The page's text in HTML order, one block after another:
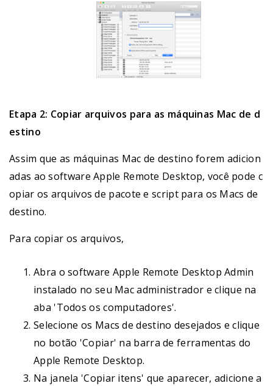
Etapa 2: Copiar arquivos para as máquinas Mac de d
estino
Assim que as máquinas Mac de destino forem adicion
adas ao software Apple Remote Desktop, você pode c
opiar os arquivos de pacote e script para os Macs de
destino.
Para copiar os arquivos,
Abra o software Apple Remote Desktop Admin
instalado no seu Mac administrador e clique na
aba 'Todos os computadores'.
Selecione os Macs de destino desejados e clique
no botão 'Copiar' na barra de ferramentas do
Apple Remote Desktop.
Na janela 'Copiar itens' que aparecer, adicione a